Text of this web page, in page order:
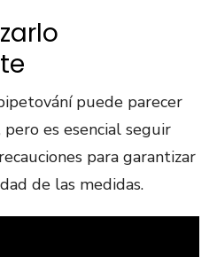
puede parecer
es esencial seguir
para garantizar
de las medidas.